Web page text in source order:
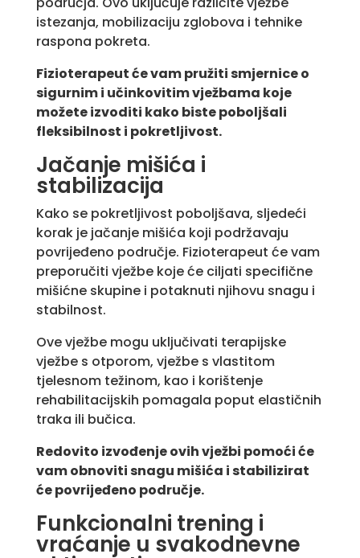
istezanja, mobilizaciju zglobova i tehnike
raspona pokreta.
Fizioterapeut će vam pružiti smjernice o
sigurnim i učinkovitim vježbama koje
možete izvoditi kako biste poboljšali
fleksibilnost i pokretljivost.
Jačanje mišića i
stabilizacija
Kako se pokretljivost poboljšava, sljedeći
korak je jačanje mišića koji podržavaju
povrijeđeno područje. Fizioterapeut će vam
preporučiti vježbe koje će ciljati specifične
mišićne skupine i potaknuti njihovu snagu i
stabilnost.
Ove vježbe mogu uključivati terapijske
vježbe s otporom, vježbe s vlastitom
tjelesnom težinom, kao i korištenje
rehabilitacijskih pomagala poput elastičnih
traka ili bučica.
Redovito izvođenje ovih vježbi pomoći će
vam obnoviti snagu mišića i stabilizirat
će povrijeđeno područje.
Funkcionalni trening i
vraćanje u svakodnevne